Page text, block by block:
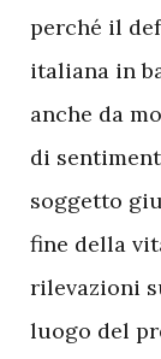
perché il
italiana in
anche da
di
soggetto
fine della
rilevazioni
luogo del